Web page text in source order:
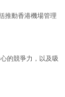
推動香港機場管理
的競爭力，以及吸